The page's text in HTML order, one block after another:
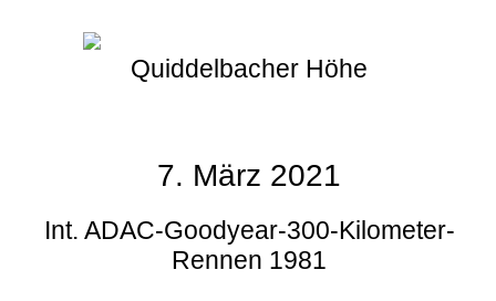
Quiddelbacher Höhe
7. März 2021
Int. ADAC-Goodyear-300-Kilometer-
Rennen 1981